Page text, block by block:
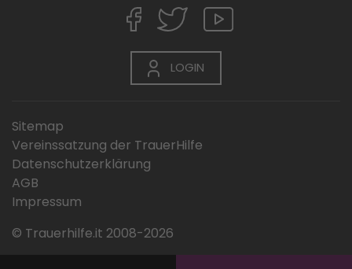
LOGIN
Sitemap
Vereinssatzung der TrauerHilfe
Datenschutzerklärung
AGB
Impressum
© Trauerhilfe.it 2008-2026